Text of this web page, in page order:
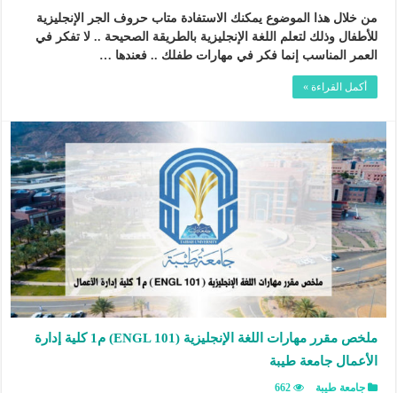
من خلال هذا الموضوع يمكنك الاستفادة متاب حروف الجر الإنجليزية
للأطفال وذلك لتعلم اللغة الإنجليزية بالطريقة الصحيحة .. لا تفكر في
العمر المناسب إنما فكر في مهارات طفلك .. فعندها …
أكمل القراءة »
ملخص مقرر مهارات اللغة الإنجليزية (ENGL 101) م1 كلية إدارة
الأعمال جامعة طيبة
جامعة طيبة 662